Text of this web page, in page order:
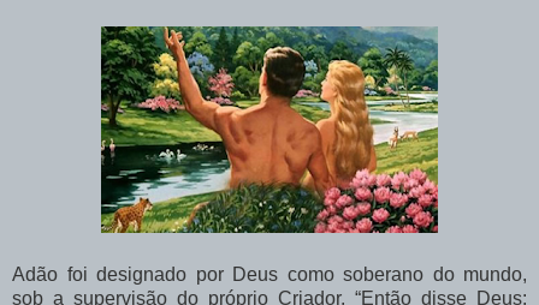
Adão foi designado por Deus como soberano do mundo,
sob a supervisão do próprio Criador. “Então disse Deus: